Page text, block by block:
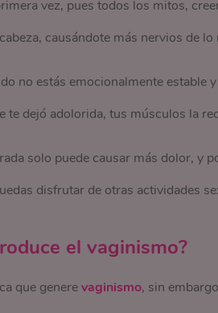
vez, pues todos los mitos,
causándote más nervios de lo
no estás emocionalmente estable
te dejó adolorida, tus músculos la
solo puede causar más dolor, y
disfrutar de otras actividades
el vaginismo?
que generevaginismo, sin